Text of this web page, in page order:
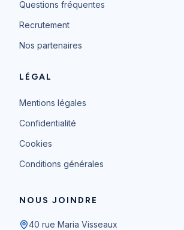
Questions fréquentes
Recrutement
Nos partenaires
LÉGAL
Mentions légales
Confidentialité
Cookies
Conditions générales
NOUS JOINDRE
40 rue Maria Visseaux